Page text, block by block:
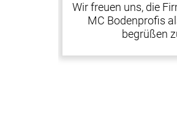
Wir freuen uns, die
MC Bodenprofis
begrüßen